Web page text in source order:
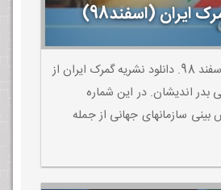
ایران (اسفند98)
نشریه گمرک ایران اسفند 98. دانلود نشریه گمرک ایران از
بدر اندیشان. در این شماره
سازمانهای جهانی از جمله
پول و بانک جهانی این است که
تورم در سال آینده بهتر خواهد